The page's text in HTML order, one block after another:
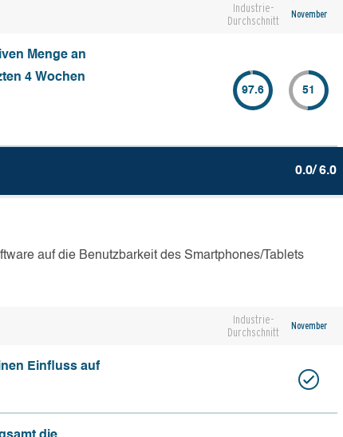
Industrie-
Durchschnitt
November
Menge an
4 Wochen
97.6 51
0.0/ 6.0
auf die Benutzbarkeit des Smartphones/Tablets
Industrie-
Durchschnitt
November
Einfluss auf